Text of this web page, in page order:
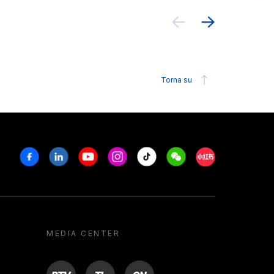
Torna su
FacebookLinkedinYoutubeInstagram
Tiktok WeechatXiaohongshu/
MEDIA CENTER
BTV TL ON